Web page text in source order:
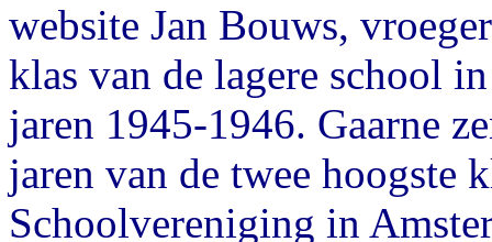
website Jan Bouws,
klas van de lagere school
jaren 1945-1946. Gaarne
jaren van de twee hoogste
Schoolvereniging in